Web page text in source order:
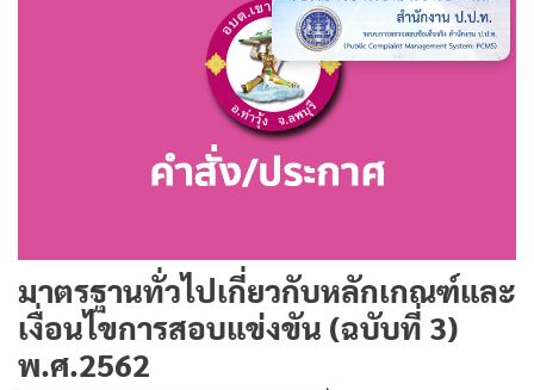
มาตรฐานทั่วไปเกี่ยวกับหลักเกณฑ์และ
เงื่อนไขการสอบแข่งขัน (ฉบับที่ 3)
พ.ศ.2562